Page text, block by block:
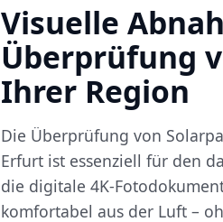
Visuelle
Überprüfung
Ihrer Region
Die Überprüfung von
Erfurt ist essenziell für den
die digitale 4K-
komfortabel aus der Luft –